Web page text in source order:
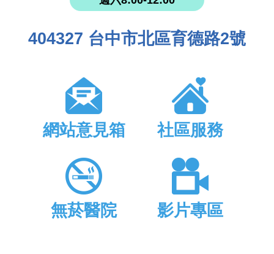
404327 台中市北區育德路2號
網站意見箱 社區服務
無菸醫院 影片專區